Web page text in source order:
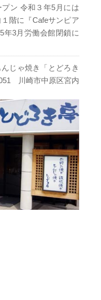
ン 令和３年5月には
階に『Cafeサンピア
年3月労働会館閉鎖に
じゃ焼き「とどろき
川崎市中原区宮内